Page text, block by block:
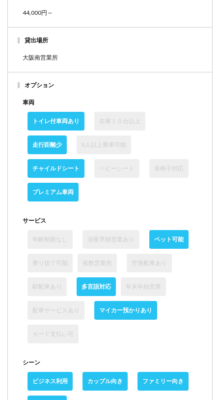
44,000円～
貸出場所
大阪南営業所
オプション
車両
トイレ付車両あり 在庫１０台以上
走行距離少 8人以上乗車可能
チャイルドシート ベビーシート 車椅子対応
プレミアム車両
サービス
年齢制限なし 深夜早朝営業あり ペット可能
乗り捨て可能 複数営業所 空港配車あり
駅配車あり 多言語対応 年末年始営業
配車サービスあり マイカー預かりあり
カード支払い可
シーン
ビジネス利用 カップル向き ファミリー向き